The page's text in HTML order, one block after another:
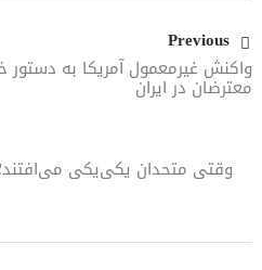
Previous
واکنش غیرمعمول آمریکا به دستور
معترضان در ایران
وقتی متحدان یکی‌یکی